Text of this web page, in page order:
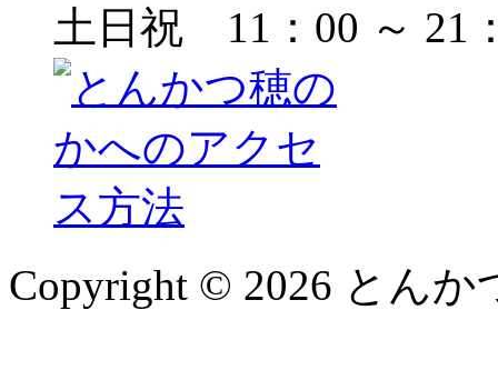
土日祝 11：00 ～ 21
Copyright © 2026 とんか